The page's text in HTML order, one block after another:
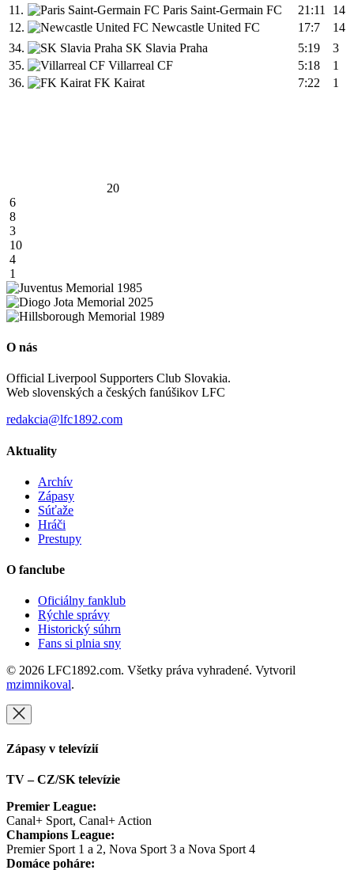
11.
Paris Saint-Germain FC 21:11
14
12.
Newcastle United FC 17:7
14
34.
SK Slavia Praha 5:19
3
35.
Villarreal CF 5:18
1
36.
FK Kairat 7:22 1
20
6
8
3
10
4
1
O nás
Official Liverpool Supporters Club Slovakia.
Web slovenských a českých fanúšikov LFC
redakcia@lfc1892.com
Aktuality
Archív
Zápasy
Súťaže
Hráči
Prestupy
O fanclube
Oficiálny fanklub
Rýchle správy
Historický súhrn
Fans si plnia sny
© 2026 LFC1892.com. Všetky práva vyhradené. Vytvoril
mzimnikoval.
Zápasy v televízií
TV – CZ/SK televízie
Premier League:
Canal+ Sport, Canal+ Action
Champions League:
Premier Sport 1 a 2, Nova Sport 3 a Nova Sport 4
Domáce poháre: